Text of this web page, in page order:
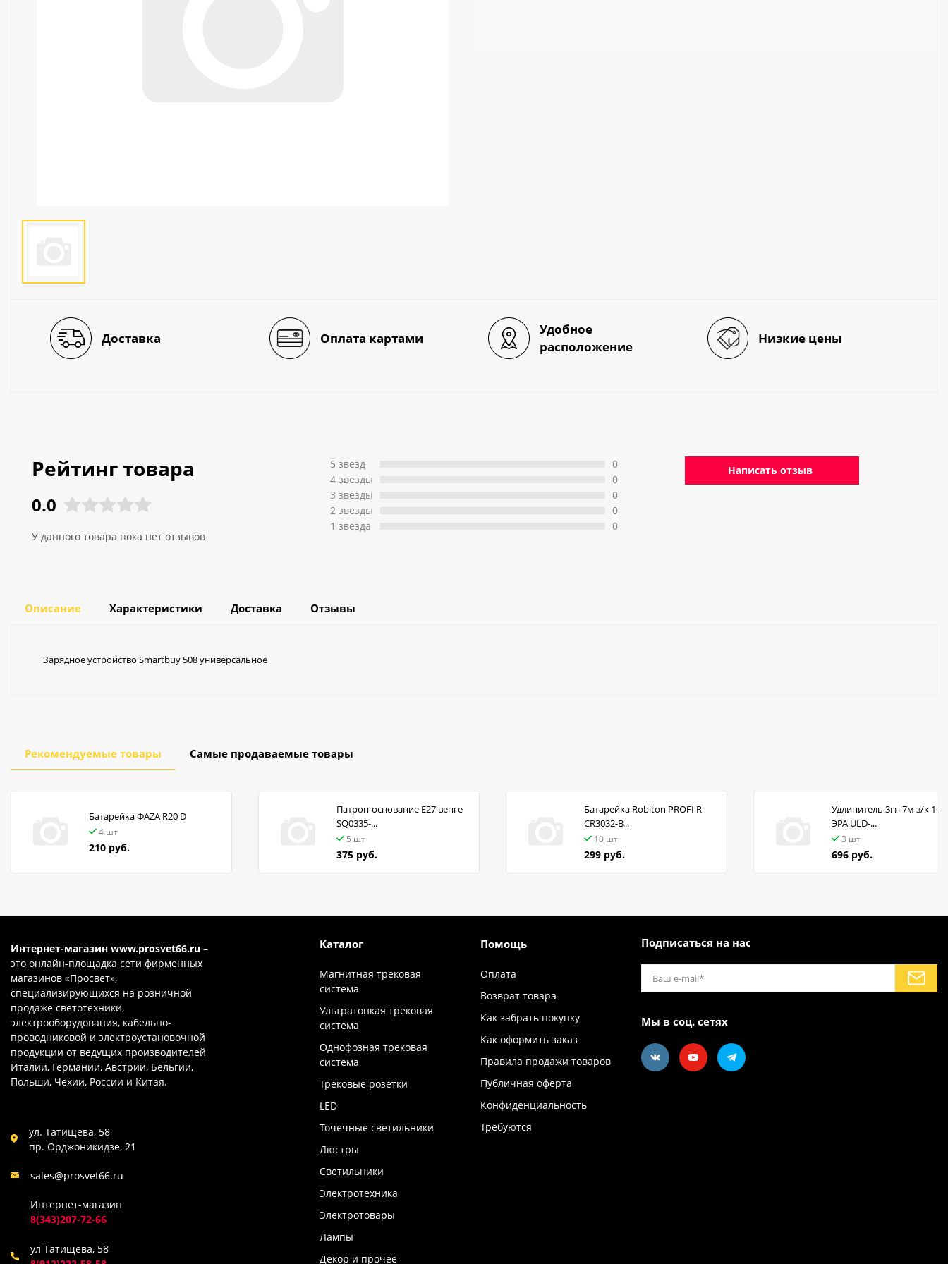
Доставка Оплата картами
Удобное
расположение
Низкие цены
Рейтинг товара
0.0
У данного товара пока нет отзывов
5 звёзд
4 звeзды
3 звeзды
2 звeзды
1 звeзда
0
0
0
0
0
Написать отзыв
Описание Характеристики Доставка Отзывы
Зарядное устройство Smartbuy 508 универсальное
Рекомендуемые товары Самые продаваемые товары
Батарейка ФАZA R20 D
4 шт
210 руб.
Патрон-основание Е27 венге
SQ0335-...
5 шт
375 руб.
Батарейка Robiton PROFI R-
CR3032-B...
10 шт
299 руб.
Удлинитель 3гн 7м з/к 16А
ЭРА ULD-...
3 шт
696 руб.
Интернет-магазин www.prosvet66.ru –
это онлайн-площадка сети фирменных
магазинов «Просвет»,
специализирующихся на розничной
продаже светотехники,
электрооборудования, кабельно-
проводниковой и электроустановочной
продукции от ведущих производителей
Италии, Германии, Австрии, Бельгии,
Польши, Чехии, России и Китая.
ул. Татищева, 58
пр. Орджоникидзе, 21
sales@prosvet66.ru
Интернет-магазин
8(343)207-72-66
ул Татищева, 58
Каталог
Магнитная трековая
система
Ультратонкая трековая
система
Однофозная трековая
система
Трековые розетки
LED
Точечные светильники
Люстры
Светильники
Электротехника
Электротовары
Лампы
Декор и прочее
Помощь
Оплата
Возврат товара
Как забрать покупку
Как оформить заказ
Правила продажи товаров
Публичная оферта
Конфиденциальность
Требуются
Подписаться на нас
Мы в соц. сетях